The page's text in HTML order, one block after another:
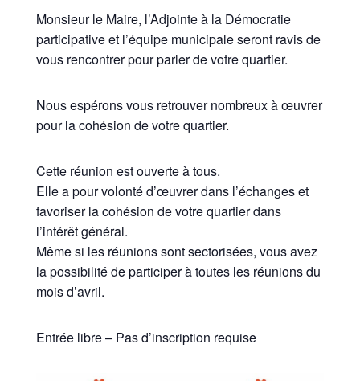
Monsieur le Maire, l’Adjointe à la Démocratie
participative et l’équipe municipale seront ravis de
vous rencontrer pour parler de votre quartier.
Nous espérons vous retrouver nombreux à œuvrer
pour la cohésion de votre quartier.
Cette réunion est ouverte à tous.
Elle a pour volonté d’œuvrer dans l’échanges et
favoriser la cohésion de votre quartier dans
l’intérêt général.
Même si les réunions sont sectorisées, vous avez
la possibilité de participer à toutes les réunions du
mois d’avril.
Entrée libre – Pas d’inscription requise